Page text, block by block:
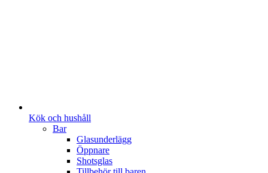
Kök och hushåll
Bar
Glasunderlägg
Öppnare
Shotsglas